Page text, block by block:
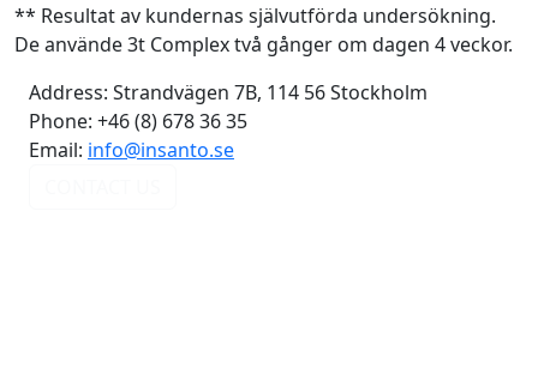
** Resultat av kundernas självutförda undersökning.
De använde 3t Complex två gånger om dagen 4 veckor.
Address: Strandvägen 7B, 114 56 Stockholm
Phone: +46 (8) 678 36 35
Email: info@insanto.se